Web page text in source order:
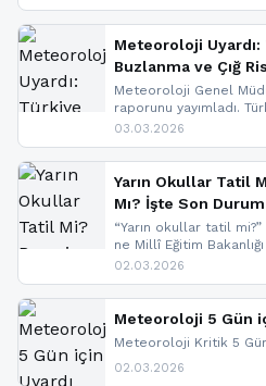
Meteoroloji
Buzlanma ve Çığ
Meteoroloji Genel
raporunu yayımladı.
ve don beklenirken
yapıldı. İşte son
03.03.2026
Yarın Okullar Tatil
Mı? İşte Son Durum
“Yarın okullar tatil
ne Millî Eğitim
yapılmış resmi bir tatil
paylaşacağız. En
sitemizi takip edebilir
02.03.2026
Meteoroloji 5 Gün
Meteoroloji Kritik 5
02.03.2026